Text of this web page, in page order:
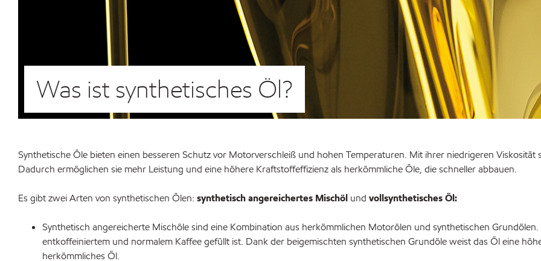
Was ist synthetisches Öl?
Synthetische Öle bieten einen besseren Schutz vor Motorverschleiß und hohen Temperaturen. Mit ihrer niedrigeren
Dadurch ermöglichen sie mehr Leistung und eine höhere Kraftstoffeffizienz als herkömmliche Öle, die schneller abbauen.
Es gibt zwei Arten von synthetischen Ölen: synthetisch angereichertes Mischöl und vollsynthetisches Öl:
Synthetisch angereicherte Mischöle sind eine Kombination aus herkömmlichen Motorölen und synthetischen Grundölen.
entkoffeiniertem und normalem Kaffee gefüllt ist. Dank der beigemischten synthetischen Grundöle weist das Öl eine
herkömmliches Öl.